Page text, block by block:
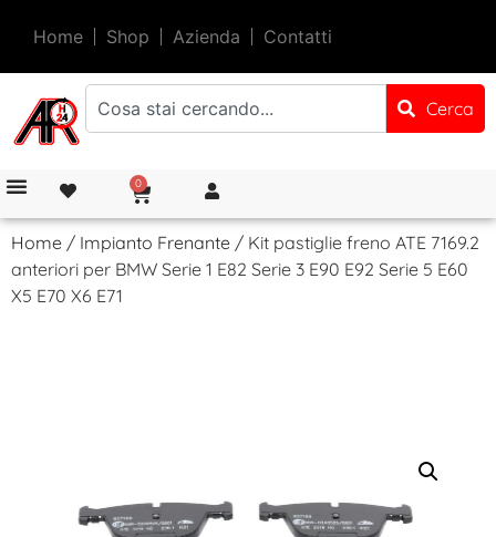
Home Shop Azienda Contatti
Cerca
0
Home / Impianto Frenante / Kit pastiglie freno ATE 7169.2
anteriori per BMW Serie 1 E82 Serie 3 E90 E92 Serie 5 E60
X5 E70 X6 E71